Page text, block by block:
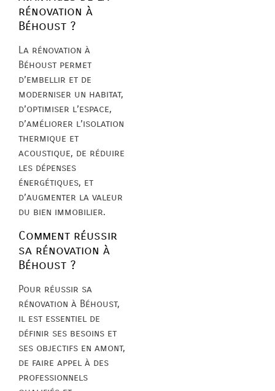
rénovation à
Béhoust ?
La rénovation à
Béhoust permet
d’embellir et de
moderniser un habitat,
d’optimiser l’espace,
d’améliorer l’isolation
thermique et
acoustique, de réduire
les dépenses
énergétiques, et
d’augmenter la valeur
du bien immobilier.
Comment réussir
sa rénovation à
Béhoust ?
Pour réussir sa
rénovation à Béhoust,
il est essentiel de
définir ses besoins et
ses objectifs en amont,
de faire appel à des
professionnels